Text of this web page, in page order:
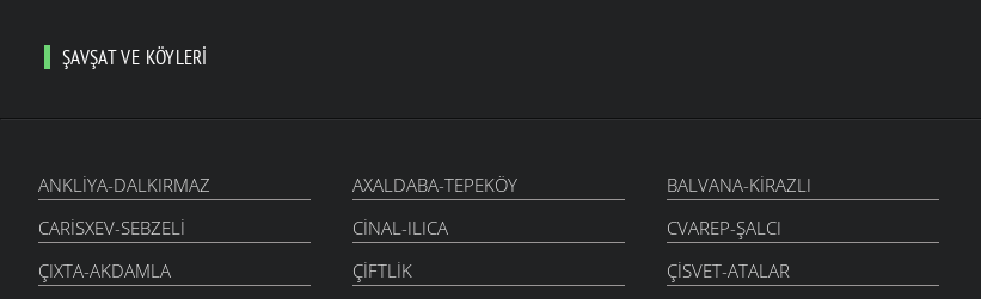
ŞAVŞAT VE KÖYLERI
ANKLIYA-DALKIRMAZ AXALDABA-TEPEKÖY BALVANA-KIRAZLI
CARISXEV-SEBZELI
CINAL-ILICA CVAREP-ŞALCI
ÇIXTA-AKDAMLA
ÇIFTLIK ÇISVET-ATALAR